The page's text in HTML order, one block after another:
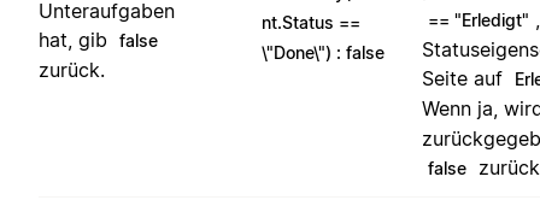
Unteraufgaben
hat, gib
false
zurück.
nt.Status ==
\"Done\") : false
== "Erledigt"
Seite auf
Wenn ja,
false